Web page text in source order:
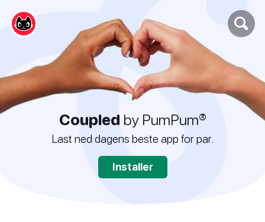
Coupled by PumPum®
Last ned dagens beste app for par.
Installer